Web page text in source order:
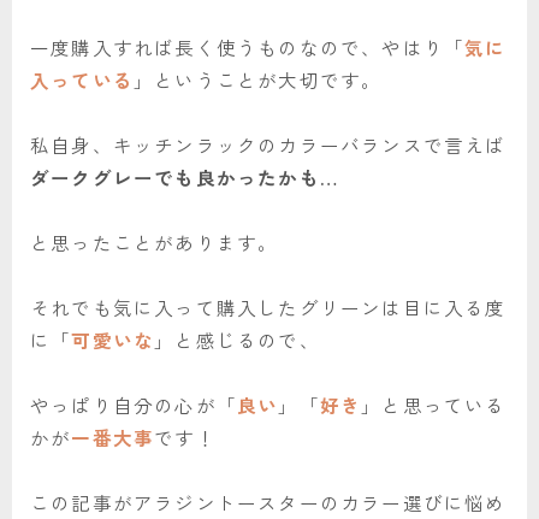
一度購入すれば長く使うものなので、やはり「気に
入っている 」ということが大切です。
私自身、キッチンラックのカラーバランスで言えば
ダークグレーでも良かったかも…
と思ったことがあります。
それでも気に入って購入したグリーンは目に入る度
に「可愛いな 」と感じるので、
やっぱり自分の心が「 良い 」「好き 」と思っている
かが一番大事です！
この記事がアラジントースターのカラー選びに悩め